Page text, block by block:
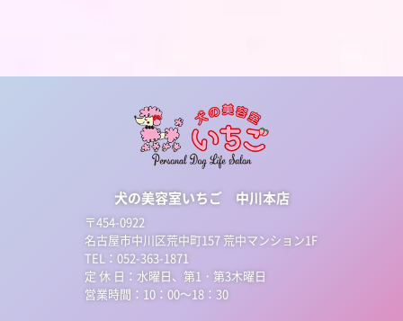
犬の美容室いちご 中川本店
〒454-0922
名古屋市中川区荒中町157 荒中マンション1F
TEL：052-363-1871
定 休 日：水曜日、第1・第3木曜日
営業時間：10：00～18：30